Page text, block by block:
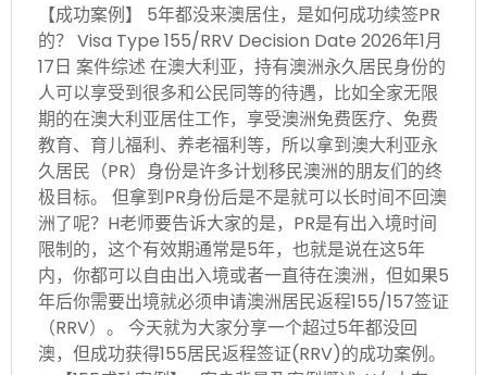
【成功案例】 5年都没来澳居住，是如何成功续签PR
的？ Visa Type 155/RRV Decision Date 2026年1月
17日 案件综述 在澳大利亚，持有澳洲永久居民身份的
人可以享受到很多和公民同等的待遇，比如全家无限
期的在澳大利亚居住工作，享受澳洲免费医疗、免费
教育、育儿福利、养老福利等，所以拿到澳大利亚永
久居民（PR）身份是许多计划移民澳洲的朋友们的终
极目标。 但拿到PR身份后是不是就可以长时间不回澳
洲了呢？H老师要告诉大家的是，PR是有出入境时间
限制的，这个有效期通常是5年，也就是说在这5年
内，你都可以自由出入境或者一直待在澳洲，但如果5
年后你需要出境就必须申请澳洲居民返程155/157签证
（RRV）。 今天就为大家分享一个超过5年都没回
澳，但成功获得155居民返程签证(RRV)的成功案例。